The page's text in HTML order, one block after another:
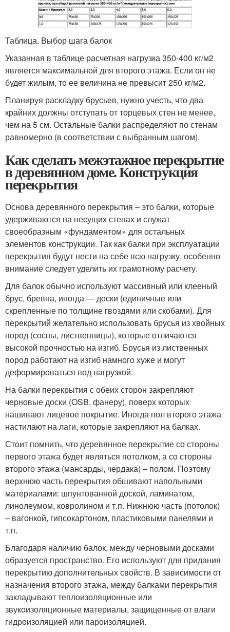
Таблица. Выбор шага балок
Указанная в таблице расчетная нагрузка 350-400 кг/м2
является максимальной для второго этажа. Если он не
будет жилым, то ее величина не превысит 250 кг/м2.
Планируя раскладку брусьев, нужно учесть, что два
крайних должны отступать от торцевых стен не менее,
чем на 5 см. Остальные балки распределяют по стенам
равномерно (в соответствии с выбранным шагом).
Как сделать межэтажное перекрытие
в деревянном доме. Конструкция
перекрытия
Основа деревянного перекрытия – это балки, которые
удерживаются на несущих стенах и служат
своеобразным «фундаментом» для остальных
элементов конструкции. Так как балки при эксплуатации
перекрытия будут нести на себе всю нагрузку, особенно
внимание следует уделить их грамотному расчету.
Для балок обычно используют массивный или клееный
брус, бревна, иногда — доски (единичные или
скрепленные по толщине гвоздями или скобами). Для
перекрытий желательно использовать брусья из хвойных
пород (сосны, лиственницы), которые отличаются
высокой прочностью на изгиб. Брусья из лиственных
пород работают на изгиб намного хуже и могут
деформироваться под нагрузкой.
На балки перекрытия с обеих сторон закрепляют
черновые доски (OSB, фанеру), поверх которых
нашивают лицевое покрытие. Иногда пол второго этажа
настилают на лаги, которые закрепляют на балках.
Стоит помнить, что деревянное перекрытие со стороны
первого этажа будет являться потолком, а со стороны
второго этажа (мансарды, чердака) – полом. Поэтому
верхнюю часть перекрытия обшивают напольными
материалами: шпунтованной доской, ламинатом,
линолеумом, ковролином и т.п. Нижнюю часть (потолок)
– вагонкой, гипсокартоном, пластиковыми панелями и
т.п.
Благодаря наличию балок, между черновыми досками
образуется пространство. Его используют для придания
перекрытию дополнительных свойств. В зависимости от
назначения второго этажа, между балками перекрытия
закладывают теплоизоляционные или
звукоизоляционные материалы, защищенные от влаги
гидроизоляцией или пароизоляцией.